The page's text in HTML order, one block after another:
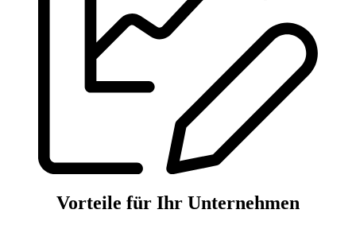
Vorteile für Ihr Unternehmen